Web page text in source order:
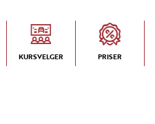
KURSVELGER PRISER